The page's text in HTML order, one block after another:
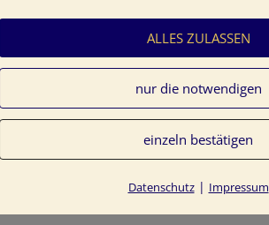
JAHRESVISION: WAS GEHT 24 –
WAS KOMMT 25
Erforderliche Felder sind mit*
ALLES ZULASSEN
nur die notwendigen
einzeln bestätigen
Datenschutz| Impressum